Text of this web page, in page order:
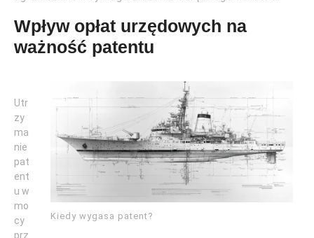
Wpływ opłat urzędowych na
ważność patentu
Kiedy wygasa patent?
Utr
zy
ma
nie
pat
ent
u w
mo
cy
prz